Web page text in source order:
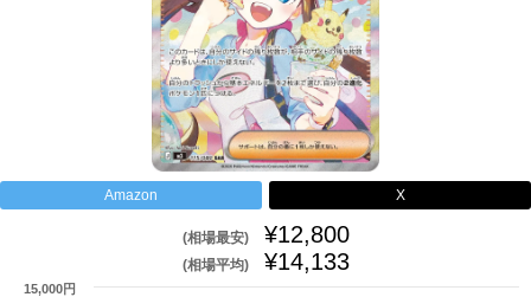
Amazon X
(相場最安) ¥12,800
(相場平均) ¥14,133
15,000円